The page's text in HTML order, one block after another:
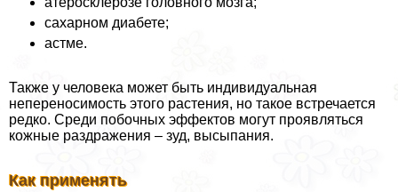
сахарном диабете;
астме.
Также у человека может быть индивидуальная
непереносимость этого растения, но такое встречается
редко. Среди побочных эффектов могут проявляться
кожные раздражения – зуд, высыпания.
Как применять